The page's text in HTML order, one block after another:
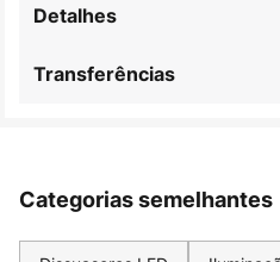
Detalhes
Transferências
Categorias semelhantes